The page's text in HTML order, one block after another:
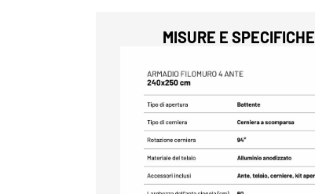
MISURE E SPECIFICHE